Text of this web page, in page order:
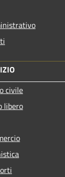
civile
libero